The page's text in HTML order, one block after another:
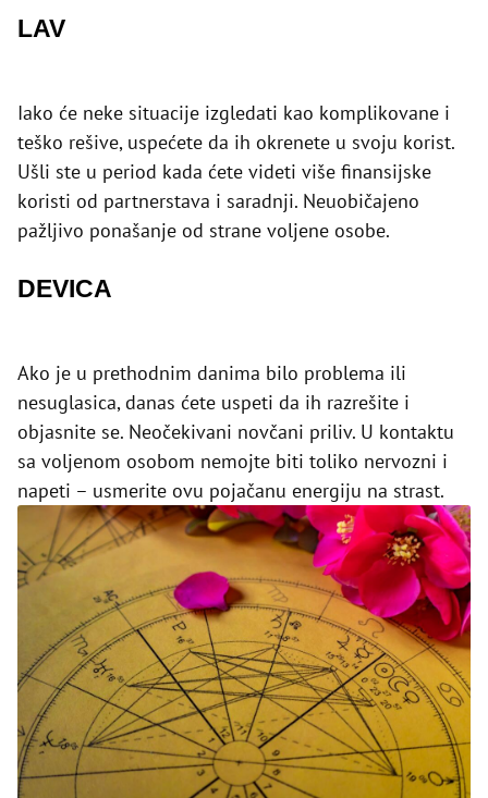
LAV
Iako će neke situacije izgledati kao komplikovane i
teško rešive, uspećete da ih okrenete u svoju korist.
Ušli ste u period kada ćete videti više finansijske
koristi od partnerstava i saradnji. Neuobičajeno
pažljivo ponašanje od strane voljene osobe.
DEVICA
Ako je u prethodnim danima bilo problema ili
nesuglasica, danas ćete uspeti da ih razrešite i
objasnite se. Neočekivani novčani priliv. U kontaktu
sa voljenom osobom nemojte biti toliko nervozni i
napeti – usmerite ovu pojačanu energiju na strast.